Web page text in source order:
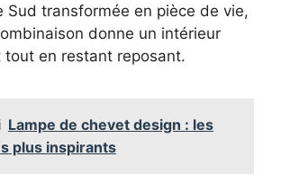
Sud transformée en pièce de vie,
donne un intérieur
tout en restant reposant.
Lampe de chevet design : les
plus inspirants